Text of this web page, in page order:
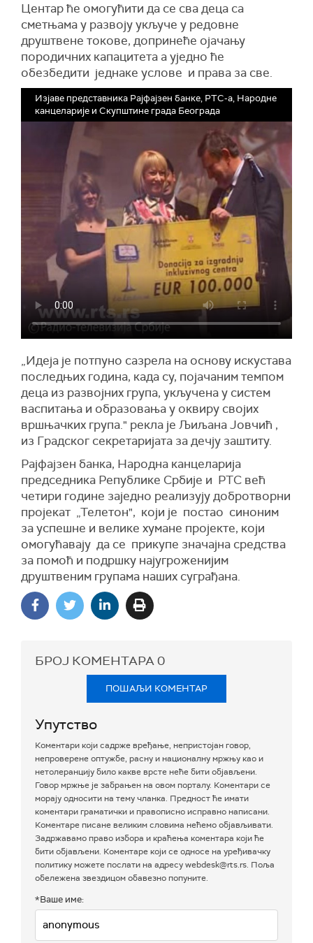
Центар ће омогућити да се сва деца са
сметњама у развоју укључе у редовне
друштвене токове, допринеће ојачању
породичних капацитета а уједно ће
обезбедити једнаке услове и права за све.
Изјаве представника Рајфајзен банке, РТС-а, Народне
канцеларије и Скупштине града Београда
„Идеја је потпуно сазрела на основу искустава
последњих година, када су, појачаним темпом
деца из развојних група, укључена у систем
васпитања и образовања у оквиру својих
вршњачких група." рекла је Љиљана Јовчић ,
из Градског секретаријата за дечју заштиту.
Рајфајзен банка, Народна канцеларија
председника Републике Србије и РТС већ
четири године заједно реализују добротворни
пројекат „Телетон", који је постао синоним
за успешне и велике хумане пројекте, који
омогућавају да се прикупе значајна средства
за помоћ и подршку најугроженијим
друштвеним групама наших суграђана.
БРОЈ КОМЕНТАРА0
ПОШАЉИ КОМЕНТАР
Упутство
Коментари који садрже вређање, непристојан говор,
непроверене оптужбе, расну и националну мржњу као и
нетолеранцију било какве врсте неће бити објављени.
Говор мржње је забрањен на овом порталу. Коментари се
морају односити на тему чланка. Предност ће имати
коментари граматички и правописно исправно написани.
Коментаре писане великим словима нећемо објављивати.
Задржавамо право избора и краћења коментара који ће
бити објављени. Коментаре који се односе на уређивачку
политику можете послати на адресу webdesk@rts.rs. Поља
обележена звездицом обавезно попуните.
*Ваше име: